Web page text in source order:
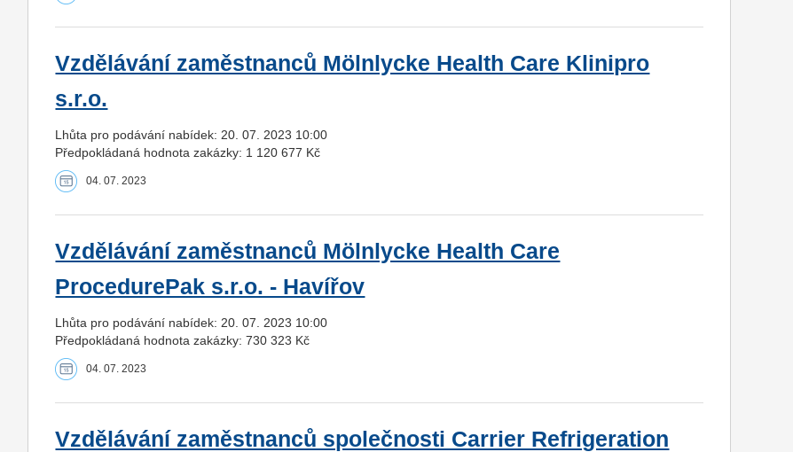
Vzdělávání zaměstnanců Mölnlycke Health Care Klinipro
s.r.o.
Lhůta pro podávání nabídek: 20. 07. 2023 10:00
Předpokládaná hodnota zakázky: 1 120 677 Kč
04. 07. 2023
Vzdělávání zaměstnanců Mölnlycke Health Care
ProcedurePak s.r.o. - Havířov
Lhůta pro podávání nabídek: 20. 07. 2023 10:00
Předpokládaná hodnota zakázky: 730 323 Kč
04. 07. 2023
Vzdělávání zaměstnanců společnosti Carrier Refrigeration